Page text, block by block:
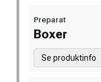
Preparat
Boxer
Se produktinfo